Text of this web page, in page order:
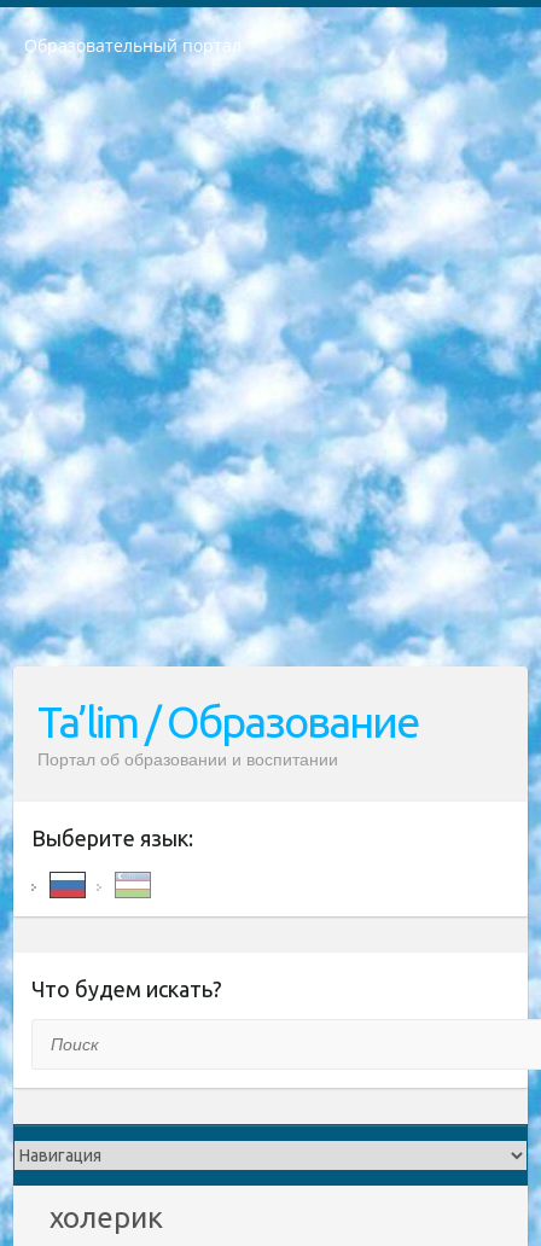
Образовательный портал
РЕСПУБЛИКА УЗБЕКИСТАН МИНИСТРЕРСТВО ДОШКОЛЬНОГО И ШКОЛЬНОГО ОБРАЗОВАНИЯ КОМАНДА в общеобразовательных учреждениях в 2023-2024 учебном году организация и проведение итоговой государственной аттестации обучающихся о Министра дошкольного и школьного образования Республики Узбекистан от 4 марта 2008 года (постановлением Минюста от 20 марта 2008 года № 1778 государственной регистрации) «Итоговое состояние учащихся общего среднего образования на основании положения об утверждении положения об аттестации общего среднего образования выпускной экзамен студентов в образовательных учреждениях в 2023-2024 учебном году В целях организации и прохождения аттестации приказываю: 1. Следующее: перечень предметов, по которым будет проводиться итоговая государственная аттестация и экзамен формы перевода согласно приложению 1; сертификаты международного образца, оценивающие уровень владения иностранными языками перечень согласно приложению 2; 2. Педагогический при специализированных образовательных учреждениях. научно-практический центр квалификации и международной оценки (Д.Давидова) 2024 г. До 25 марта: задания по предметам, по которым будет проводиться итоговая аттестация разработка и утверждение технических условий; итоговая аттестация на основании разработанного предметного задания разработка вопросов по предметам (устно и письменно), экзамен передача; общеобразовательные средние школы и специальные учебные заведения учащиеся выпускных классов школ и интернатов в агентской системе подготовка базы данных экзаменационных материалов и критериев оценки; перевод базы экзаменационных материалов на все языки обучения подать в Республиканский образовательный центр для изготовления; варианты экзаменов на основе разработанных контрольных материалов пусть будут поставлены задачи формирования. 3. Республиканский образовательный центр (Ш.Худайкулов) до 5 апреля 2024 года. до: база данных предоставленных экзаменационных материалов на все языки обучения перевод и экспертиза; для слепых, слабовидящих, глухих, слабослышащих и умственно отсталых детей учащиеся выпускных классов специализированных школ и школ-интернатов база данных экзаменационных материалов на всех преподаваемых языках подготовка критериев оценки; специализированные школы для умственно отсталых детей и технологии для учащихся выпускных классов школ-интернатов разработка соответствующих рекомендаций и критериев проведения ЕГЭ по естествознанию давать задания. 4. Педагогический при специализированных образовательных учреждениях. Научно-практический центр навыков и международной оценки (Д.Давидова), Республика образовательный центр (Худайкулов Ш.) итоговый государственный аттестационный экзамен ориентирован на творческое и логическое мышление при подготовке базы материалов учитывать введение заданий. 5. Следует отметить, что: сертификат государственного образца о знании общеобразовательного предмета и как минимум национальный уровень B1 по предметам на иностранных языках, указанным в Приложении 2. или международно признанный сертификат эквивалентного уровня студенты, изучающие определенный предмет, освобождаются от экзамена; по соответствующим предметам запланирована итоговая государственная аттестация за день до дня, путем жеребьевки Рабочей группой (в письменной форме по предметам, проводимым в форме) из числа сформированных вариантов выбрано 2 варианта; 2 выбранных варианта экзамена анонсированы на официальном сайте министерства и все выпускники по всей стране на основе этих вариантов проводит итоговую государственную аттестацию. 6. Государственное образование учащихся средних общеобразовательных учреждений. знания в соответствии с квалификационными требованиями, которые необходимо приобрести на основании стандартов итоговый (выпускной) контроль для 9 и 11 классов в целях тестирования Экзамены (далее – экзамены) состоят из предметов, перечисленных в приложении 1. будет сделано. 7. Экзамены пройдут с 26 мая по 15 июня 2024 г. (кроме науки физического воспитания). 8. Физическая для учащихся 9 классов общесредних образовательных учреждений. Экзамены по предмету «Образование, квалификация медицина» 1-6 мая 2024 года. сотрудники перевести под присмотр (с отклонениями в физическом или умственном развитии) специализированная школа для детей, школы-интернаты и со сколиозом школы-интернаты санаторного типа для больных детей исключены). 9. Он был слепым, слабовидящим и имел нарушения опорно-двигательного аппарата. экзамены в специализированных школах и интернатах для детей должны проводиться исходя из требований, предъявляемых к общеобразовательным учреждениям (физкультура кроме науки). 10. Специализированная школа для глухих и слабослышащих детей. и экзамены в интернатах и быть реализован в виде письменного теста по математике. 11. Специальность для умственно отсталых детей. Для 9 класса Родной язык и литературное письмо Государственный язык (язык обучения – узбекский). для неклассов) написано Математическое письмо Письменная/устная история Узбекистана Физическое воспитание практично Итоговый контроль Для 11 класса Написание родного языка и литературы (эссе) Математическое письмо Узбекский язык (обучение на узбекском языке) не посещающее общее среднее образование для учреждений)/Образовательное учреждение выбор письменный и устный Иностранный язык письменный/устный Письменная/устная история Узбекистана *По выбору студента:  Химия  Физика  Основы государственного права  География 10 бесплатных образовательных ресурсов - Мы составили подборку онлайн-проектов с интерактивными упражнениями, видеолекциями и статьями. Они помогут вам обрести новые и освежить старые знания бесплатно. 1. «ИНТУИТ» Старейшая образовательная площадка Рунета. Здесь вы найдёте сотни текстовых и видеокурсов на десятки различных тем — от программирования до психологии. Многие курсы подготовлены российскими университетами и крупными международными компаниями вроде Intel и Microsoft. Самостоятельное обучение бесплатное, но желающие могут оплатить услуги персональных наставников. 2. «Смартия» знакомит с актуальными профессиями и подсказывает, как им обучаться. Выбрав заинтересовавшую вас специальность — SMM-специалист, фотограф, веб-дизайнер или другую, — увидите список необходимых для неё умений. Чтобы вы могли освоить их самостоятельно, для каждого умения площадка отображает подборку ссылок на учебные материалы. Хотя «Смартия» ориентируется на русскоязычную аудиторию, часть контента всё же доступна только на английском. 3. «Лекторий Физтеха» Проект Московского физико-технического института (Физтеха). С его помощью вы можете смотреть онлайн серии лекций, записанные на видео в этом вузе. В числе доступных предметов — физика, биология, химия, информационные технологии и другие. К некоторым лекциям администрация ресурса прилагает готовые конспекты, которые можно скачивать в PDF-формате. 4. ITMOcourses Онлайн-площадка Санкт-Петербургского национального исследовательского университета информационных технологий, механики и оптики (ИТМО). Ресурс предоставляет свободный доступ к курсам, разработанным в этом вузе. Каталог материалов разбит на четыре категории: «Оптические системы и технологии», «Приборостроение и робототехника», «Информационные технологии» и «Биотехнологии». Курсы состоят из видеолекций, интерактивных демонстраций и заданий. 5. «КиберЛенинка» Электронная научная библиотека открытого доступа. Каталог площадки регулярно обрастает текстами статей из различных научных изданий. Сгруппированные по журналам и рубрикам публикации можно читать онлайн или скачивать целиком в PDF-формате. Проект нацелен на популяризацию науки за счёт открытого доступа к качественной информации. 6. «ПостНаука» На этом ресурсе публикуют подборки видеолекций, составленные экспертами из разных отраслей и объединённые общими темами. Среди них, к примеру, есть серии «Биоинформатика и геномика», «Культура средневековой Скандинавии» и Cinema Studies о теории кино. Каждая подборка лекций — логически связанная история, рассказанная экспертом от первого лица. Кроме того, на сайте появляются научно-образовательные статьи и тесты на разные темы. 7. «Newочём» Команда проекта «Newочём» отбирает самые интересные тексты из англоязычных СМИ и переводит те из них, за которые голосуют участники сообщества «ВКонтакте». По большей части это научно-популярные статьи. Редакторы придумывают лишь заголовки, в остальном содержание переводов соответствует оригиналам. Полные тексты можно читать прямо в социальной сети. 8. InternetUrok Онлайн-база материалов по основным дисциплинам школьной программы. Информация на сайте структурирована по классам, предметам и темам (урокам). Каждый урок состоит из видеолекций и конспектов. Есть также интерактивные тренажёры и тесты для закрепления пройденного материала. Даже если вы давно окончили школу, возможность повторить программу старших классов всегда может пригодиться. 9. Edutainme Ещё один ресурс об образовании. В отличие от Newtonew, как мне кажется, Edutainme больше ориентируется на представителей индустрии: педагогов, предпринимателей, разработчиков образовательных проектов. Но и любой, кто просто стремится к саморазвитию, найдёт на сайте много полезного и интересного для себя. Например, информацию о новых курсах и образовательных сервисах. 10. Newtonew Онлайн-медиа об образовании и обучении в широком смысле. Авторы Newtonew пишут об инструментах, заведениях, тактиках и стратегиях, которые помогают учить других и получать новые знания самостоятельно. На этой площадке вы найдёте новости, обзоры, аналитические мат
Ta’lim / Образование
Портал об образовании и воспитании
Выберите язык:
Что будем искать?
холерик